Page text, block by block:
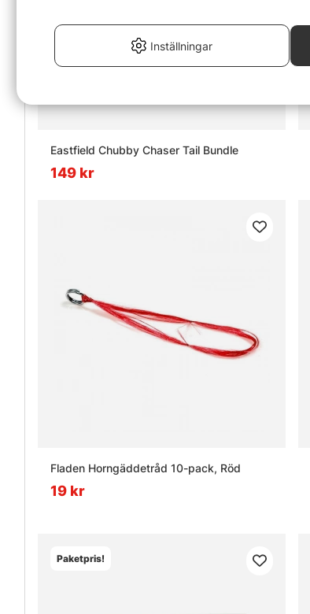
Eastfield Chubby Chaser Tail Bundle
149 kr
Fladen Horngäddetråd 10-pack, Röd
19 kr
Paketpris!
Inställningar